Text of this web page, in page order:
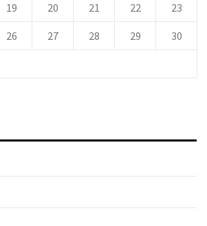
19 20 21 22 23
26 27 28 29 30